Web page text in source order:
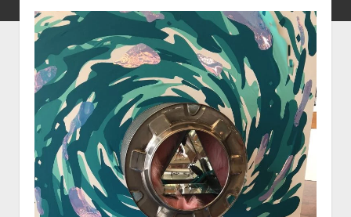
Berlin
Reisen
Kunst
Geschichte
open
dropdown
menu
Geschichte der Stadt Berlin
Impressum